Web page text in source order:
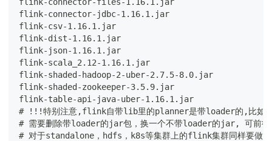
flink-connector-jdbc-1.16.1.jar
flink-csv-1.16.1.jar
flink-dist-1.16.1.jar
flink-json-1.16.1.jar
flink-scala_2.12-1.16.1.jar
flink-shaded-hadoop-2-uber-2.7.5-8.0.jar
flink-shaded-zookeeper-3.5.9.jar
flink-table-api-java-uber-1.16.1.jar
# !!!特别注意,flink自带lib里的planner是带loader的,
# 需要删除带loader的jar包，换一个不带loader的jar, 可前
# 对于standalone，hdfs，k8s等集群上的flink集群同样要做此